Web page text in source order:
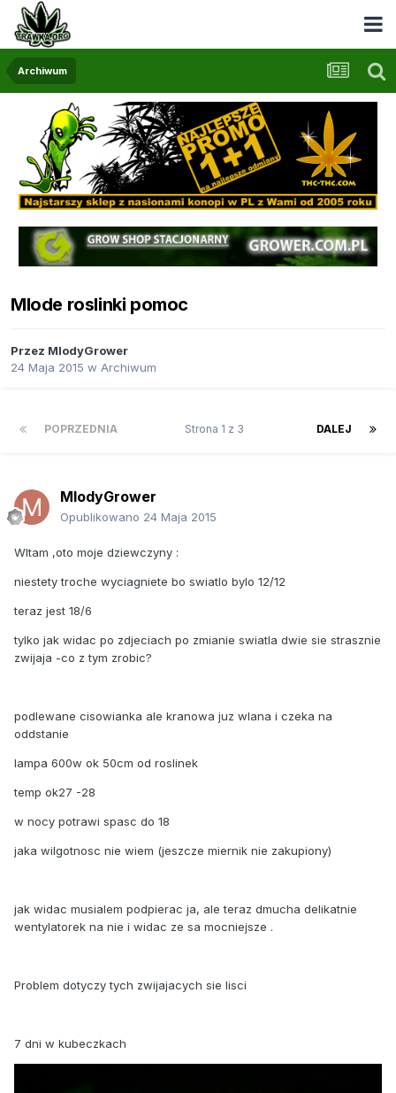
Archiwum
Mlode roslinki pomoc
Przez MlodyGrower
24 Maja 2015 w Archiwum
POPRZEDNIA DALEJ
Strona 1 z 3
MlodyGrower
Opublikowano 24 Maja 2015
WItam ,oto moje dziewczyny :
niestety troche wyciagniete bo swiatlo bylo 12/12
teraz jest 18/6
tylko jak widac po zdjeciach po zmianie swiatla dwie sie strasznie
zwijaja -co z tym zrobic?
podlewane cisowianka ale kranowa juz wlana i czeka na
oddstanie
lampa 600w ok 50cm od roslinek
temp ok27 -28
w nocy potrawi spasc do 18
jaka wilgotnosc nie wiem (jeszcze miernik nie zakupiony)
jak widac musialem podpierac ja, ale teraz dmucha delikatnie
wentylatorek na nie i widac ze sa mocniejsze .
Problem dotyczy tych zwijajacych sie lisci
7 dni w kubeczkach